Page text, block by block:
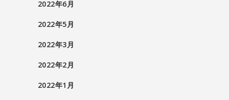
2022年6月
2022年5月
2022年3月
2022年2月
2022年1月